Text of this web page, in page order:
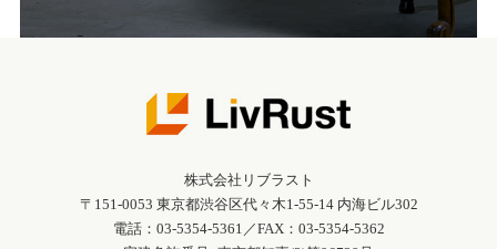
株式会社リブラスト
〒151-0053 東京都渋谷区代々木1-55-14 内海ビル302
電話：03-5354-5361／FAX：03-5354-5362